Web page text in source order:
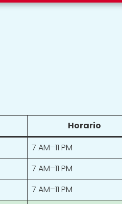
Horario
7 AM–11 PM
7 AM–11 PM
7 AM–11 PM